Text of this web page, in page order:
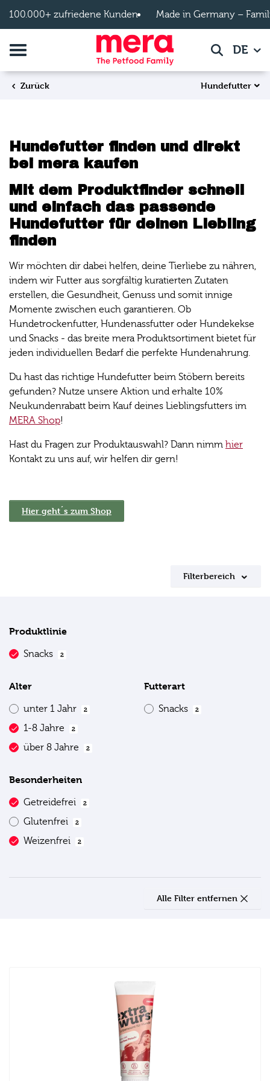
100.000+ zufriedene Kunden Made in Germany –
Navigation umschalten SucheDE
Zurück Hundefutter
Hundefutter finden und direkt
bei mera kaufen
Mit dem Produktfinder schnell
und einfach das passende
Hundefutter für deinen Liebling
finden
Wir möchten dir dabei helfen, deine Tierliebe zu nähren,
indem wir Futter aus sorgfältig kuratierten Zutaten
erstellen, die Gesundheit, Genuss und somit innige
Momente zwischen euch garantieren. Ob
Hundetrockenfutter, Hundenassfutter oder Hundekekse
und Snacks - das breite mera Produktsortiment bietet für
jeden individuellen Bedarf die perfekte Hundenahrung.
Du hast das richtige Hundefutter beim Stöbern bereits
gefunden? Nutze unsere Aktion und erhalte 10%
Neukundenrabatt beim Kauf deines Lieblingsfutters im
MERA Shop!
Hast du Fragen zur Produktauswahl? Dann nimm hier
Kontakt zu uns auf, wir helfen dir gern!
Hier geht´s zum Shop
Filterbereich
Produktlinie
Snacks 2
Alter
unter 1 Jahr 2
1-8 Jahre 2
über 8 Jahre 2
Futterart
Snacks 2
Besonderheiten
Getreidefrei 2
Glutenfrei 2
Weizenfrei 2
Alle Filter entfernen